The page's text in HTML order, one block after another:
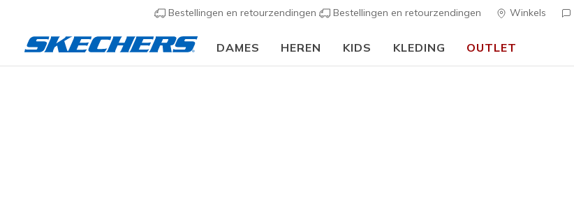
Bestellingen en retourzendingen Bestellingen en retourzendingen Winkels
DAMES HEREN KIDS KLEDING OUTLET